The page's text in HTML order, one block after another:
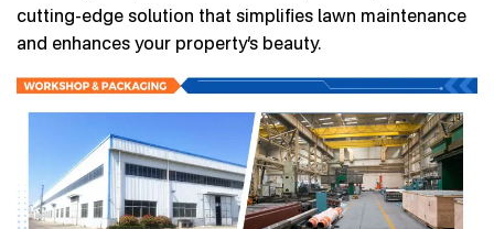
cutting-edge solution that simplifies lawn maintenance
and enhances your property’s beauty.